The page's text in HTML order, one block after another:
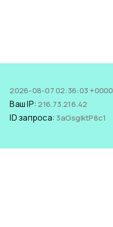
2026-08-07 02:36:03 +0000
Ваш IP:216.73.216.42
ID запроса: 3aGsgIktP8c1